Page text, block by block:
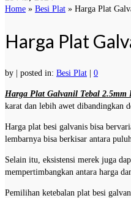
Home » Besi Plat » Harga Plat
Harga Plat
by posted in: Besi Plat 0
Harga Plat Galvanil Tebal 2.5mm
karat dan lebih awet dibandingkan
Harga plat besi galvanis bisa
lembarnya bisa berkisar antara
Selain itu, eksistensi merek juga
mempertimbangkan antara harga
Pemilihan ketebalan plat besi